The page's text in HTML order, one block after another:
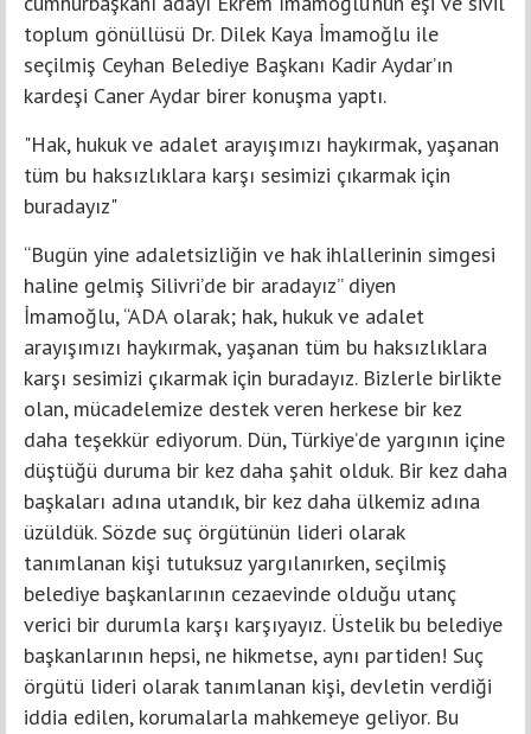
toplum gönüllüsü Dr. Dilek Kaya İmamoğlu ile
seçilmiş Ceyhan Belediye Başkanı Kadir Aydar’ın
kardeşi Caner Aydar birer konuşma yaptı.
"Hak, hukuk ve adalet arayışımızı haykırmak, yaşanan
tüm bu haksızlıklara karşı sesimizi çıkarmak için
buradayız"
“Bugün yine adaletsizliğin ve hak ihlallerinin simgesi
haline gelmiş Silivri’de bir aradayız” diyen
İmamoğlu, “ADA olarak; hak, hukuk ve adalet
arayışımızı haykırmak, yaşanan tüm bu haksızlıklara
karşı sesimizi çıkarmak için buradayız. Bizlerle birlikte
olan, mücadelemize destek veren herkese bir kez
daha teşekkür ediyorum. Dün, Türkiye’de yargının içine
düştüğü duruma bir kez daha şahit olduk. Bir kez daha
başkaları adına utandık, bir kez daha ülkemiz adına
üzüldük. Sözde suç örgütünün lideri olarak
tanımlanan kişi tutuksuz yargılanırken, seçilmiş
belediye başkanlarının cezaevinde olduğu utanç
verici bir durumla karşı karşıyayız. Üstelik bu belediye
başkanlarının hepsi, ne hikmetse, aynı partiden! Suç
örgütü lideri olarak tanımlanan kişi, devletin verdiği
iddia edilen, korumalarla mahkemeye geliyor. Bu